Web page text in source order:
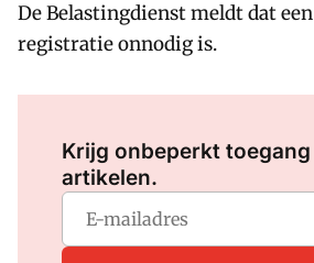
De Belastingdienst meldt dat
registratie onnodig is.
Krijg onbeperkt
artikelen.